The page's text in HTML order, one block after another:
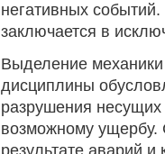
негативных
заключается в
Выделение механики
дисциплины
разрушения несущих
возможному
результате аварий и